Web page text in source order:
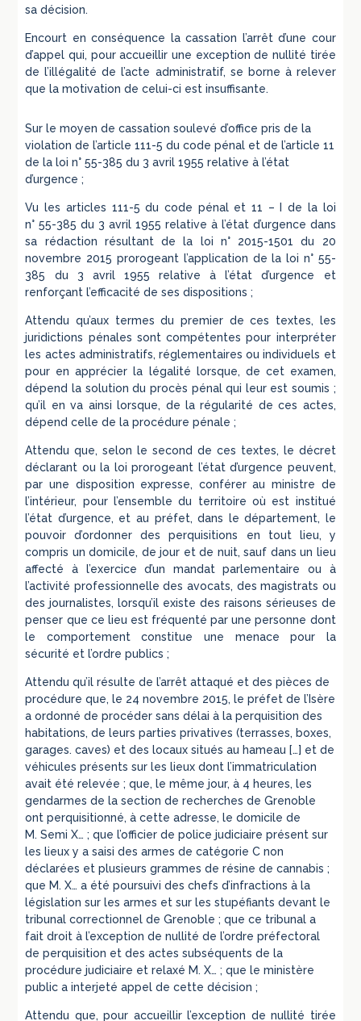
sa décision.
Encourt en conséquence la cassation l’arrêt d’une cour
d’appel qui, pour accueillir une exception de nullité tirée
de l’illégalité de l’acte administratif, se borne à relever
que la motivation de celui-ci est insuffisante.
Sur le moyen de cassation soulevé d’office pris de la
violation de l’article 111-5 du code pénal et de l’article 11
de la loi n° 55-385 du 3 avril 1955 relative à l’état
d’urgence ;
Vu les articles 111-5 du code pénal et 11 – I de la loi
n° 55-385 du 3 avril 1955 relative à l’état d’urgence dans
sa rédaction résultant de la loi n° 2015-1501 du 20
novembre 2015 prorogeant l’application de la loi n° 55-
385 du 3 avril 1955 relative à l’état d’urgence et
renforçant l’efficacité de ses dispositions ;
Attendu qu’aux termes du premier de ces textes, les
juridictions pénales sont compétentes pour interpréter
les actes administratifs, réglementaires ou individuels et
pour en apprécier la légalité lorsque, de cet examen,
dépend la solution du procès pénal qui leur est soumis ;
qu’il en va ainsi lorsque, de la régularité de ces actes,
dépend celle de la procédure pénale ;
Attendu que, selon le second de ces textes, le décret
déclarant ou la loi prorogeant l’état d’urgence peuvent,
par une disposition expresse, conférer au ministre de
l’intérieur, pour l’ensemble du territoire où est institué
l’état d’urgence, et au préfet, dans le département, le
pouvoir d’ordonner des perquisitions en tout lieu, y
compris un domicile, de jour et de nuit, sauf dans un lieu
affecté à l’exercice d’un mandat parlementaire ou à
l’activité professionnelle des avocats, des magistrats ou
des journalistes, lorsqu’il existe des raisons sérieuses de
penser que ce lieu est fréquenté par une personne dont
le comportement constitue une menace pour la
sécurité et l’ordre publics ;
Attendu qu’il résulte de l’arrêt attaqué et des pièces de
procédure que, le 24 novembre 2015, le préfet de l’Isère
a ordonné de procéder sans délai à la perquisition des
habitations, de leurs parties privatives (terrasses, boxes,
garages. caves) et des locaux situés au hameau […] et de
véhicules présents sur les lieux dont l’immatriculation
avait été relevée ; que, le même jour, à 4 heures, les
gendarmes de la section de recherches de Grenoble
ont perquisitionné, à cette adresse, le domicile de
M. Semi X… ; que l’officier de police judiciaire présent sur
les lieux y a saisi des armes de catégorie C non
déclarées et plusieurs grammes de résine de cannabis ;
que M. X… a été poursuivi des chefs d’infractions à la
législation sur les armes et sur les stupéfiants devant le
tribunal correctionnel de Grenoble ; que ce tribunal a
fait droit à l’exception de nullité de l’ordre préfectoral
de perquisition et des actes subséquents de la
procédure judiciaire et relaxé M. X… ; que le ministère
public a interjeté appel de cette décision ;
Attendu que, pour accueillir l’exception de nullité tirée